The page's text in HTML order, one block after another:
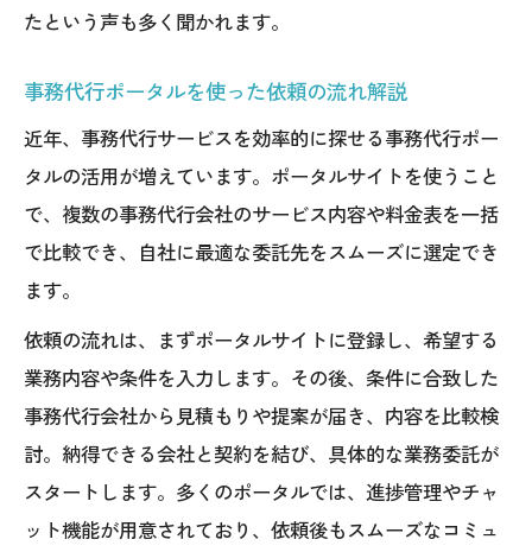
たという声も多く聞かれます。
事務代行ポータルを使った依頼の流れ解説
近年、事務代行サービスを効率的に探せる事務代行ポー
タルの活用が増えています。ポータルサイトを使うこと
で、複数の事務代行会社のサービス内容や料金表を一括
で比較でき、自社に最適な委託先をスムーズに選定でき
ます。
依頼の流れは、まずポータルサイトに登録し、希望する
業務内容や条件を入力します。その後、条件に合致した
事務代行会社から見積もりや提案が届き、内容を比較検
討。納得できる会社と契約を結び、具体的な業務委託が
スタートします。多くのポータルでは、進捗管理やチャ
ット機能が用意されており、依頼後もスムーズなコミュ